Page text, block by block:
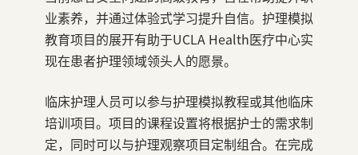
业素养，并通过体验式学习提升自信。护理模拟
教育项目的展开有助于UCLA Health医疗中心实
现在患者护理领域领头人的愿景。
临床护理人员可以参与护理模拟教程或其他临床
培训项目。项目的课程设置将根据护士的需求制
定，同时可以与护理观察项目定制组合。在完成